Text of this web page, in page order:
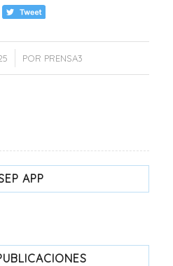
POR PRENSA3
APP